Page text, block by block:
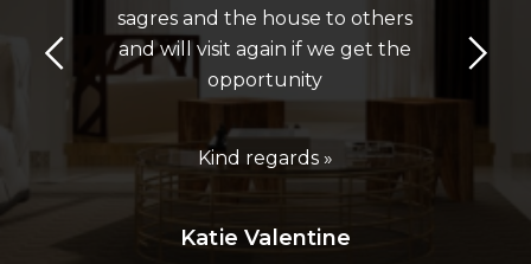
sagres and the house to others
and will visit again if we get the
opportunity
Kind regards »
Katie Valentine